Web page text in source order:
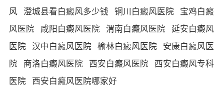
风 澄城县看白癜风多少钱 铜川白癜风医院 宝鸡白癜
风医院 咸阳白癜风医院 渭南白癜风医院 延安白癜风
医院 汉中白癜风医院 榆林白癜风医院 安康白癜风医
院 商洛白癜风医院 西安白癜风医院 西安白癜风专科
医院 西安白癜风医院哪家好